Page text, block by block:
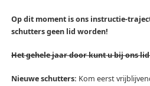
Op dit moment is ons instructie-
schutters geen lid worden!
Het gehele jaar door kunt u bij ons
Nieuwe schutters: Kom eerst